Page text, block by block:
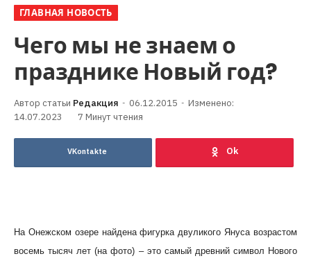
ГЛАВНАЯ НОВОСТЬ
Чего мы не знаем о
празднике Новый год?
Редакция 06.12.2015
Изменено:
14.07.2023
7 Минут чтения
VKontakte
На Онежском озере найдена фигурка двуликого Януса возрастом
восемь тысяч лет (на фото) – это самый древний символ Нового